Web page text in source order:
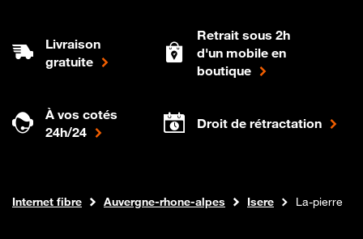
Livraison
gratuite
Retrait sous 2h
d'un mobile en
boutique
À vos cotés
24h/24
Droit de rétractation
Boutique Orange
Internet fibre Auvergne-rhone-alpes Isere La-pierre